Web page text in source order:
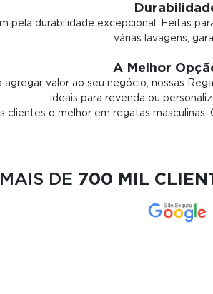
pela durabilidade excepcional. Feitas
várias lavagens,
A Melhor
valor ao seu negócio, nossas
ideais para revenda ou
o melhor em regatas
MAIS DE 700 MIL